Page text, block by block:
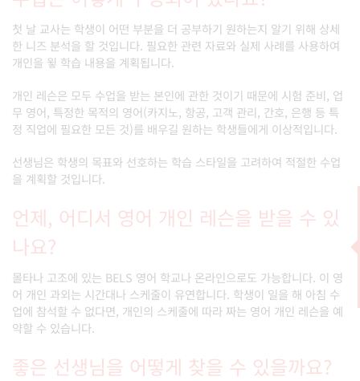
첫 날 교사는 학생이 어떤 부분을 더 공부하기 원하는지 알기 위해 상세
한 니즈 분석을 할 것입니다. 필요한 관련 자료와 실제 사례를 사용하여
개인을 윟 학습 내용을 계획됩니다.
개인 레슨은 모두 수업을 받는 본인에 관한 것이기 때문에 시험 준비, 업
무 영어, 특정한 목적의 영어(카지노, 항공, 고객 관리, 간호, 은행 등 특
정 직업에 필요한 모든 것)를 배우길 원하는 학생들에게 이상적입니다.
선생님은 학생의 목표와 선호하는 학습 스타일을 고려하여 적절한 수업
을 계획할 것입니다.
언제, 어디서 영어 개인 레슨을 받을 수 있
나요?
몰타나 고조에 있는 BELS 영어 학교나 온라인으로도 가능합니다. 이 영
어 개인 과외는 시간대나 스케줄이 유연합니다. 학생이 일을 해 아침 수
업에 참석할 수 없다면, 개인의 스케줄에 따라 짜는 영어 개인 레슨을 예
약할 수 있습니다.
좋은 선생님을 어떻게 찾을 수 있을까요?